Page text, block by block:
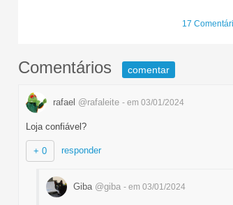
17
Comentários comentar
rafael @rafaleite - em 03/01/2024
Loja confiável?
+ 0 responder
Giba @giba - em 03/01/2024